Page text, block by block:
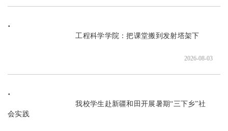
                               工程科学学院：把课堂搬到发射塔架下
2026-08-03
                               我校学生赴新疆和田开展暑期“三下乡”社
会实践